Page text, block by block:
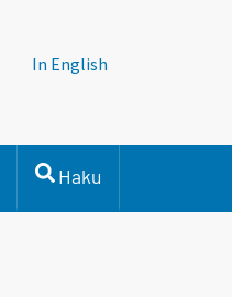
In English
Haku